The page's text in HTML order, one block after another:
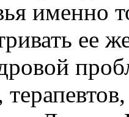
именно
ее